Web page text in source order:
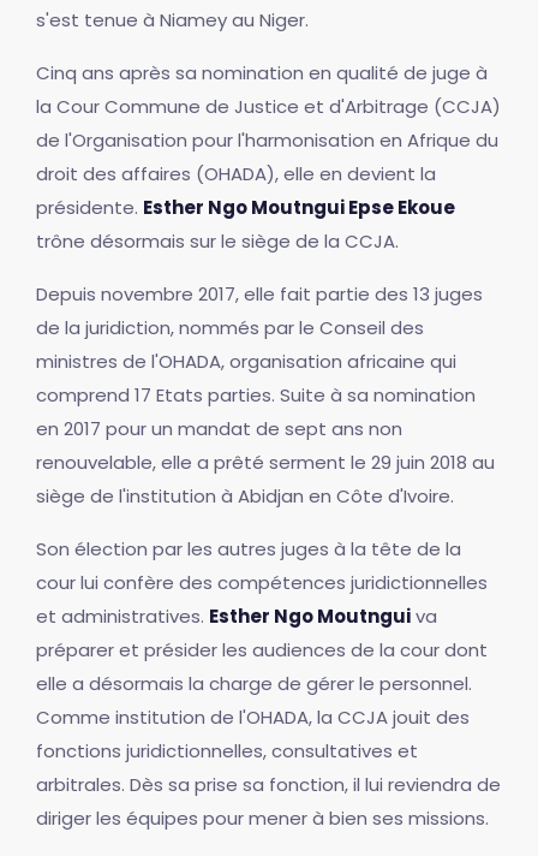
s'est tenue à Niamey au Niger.
Cinq ans après sa nomination en qualité de juge à
la Cour Commune de Justice et d'Arbitrage (CCJA)
de l'Organisation pour l'harmonisation en Afrique du
droit des affaires (OHADA), elle en devient la
présidente. Esther Ngo Moutngui Epse Ekoue
trône désormais sur le siège de la CCJA.
Depuis novembre 2017, elle fait partie des 13 juges
de la juridiction, nommés par le Conseil des
ministres de l'OHADA, organisation africaine qui
comprend 17 Etats parties. Suite à sa nomination
en 2017 pour un mandat de sept ans non
renouvelable, elle a prêté serment le 29 juin 2018 au
siège de l'institution à Abidjan en Côte d'Ivoire.
Son élection par les autres juges à la tête de la
cour lui confère des compétences juridictionnelles
et administratives. Esther Ngo Moutnguiva
préparer et présider les audiences de la cour dont
elle a désormais la charge de gérer le personnel.
Comme institution de l'OHADA, la CCJA jouit des
fonctions juridictionnelles, consultatives et
arbitrales. Dès sa prise sa fonction, il lui reviendra de
diriger les équipes pour mener à bien ses missions.